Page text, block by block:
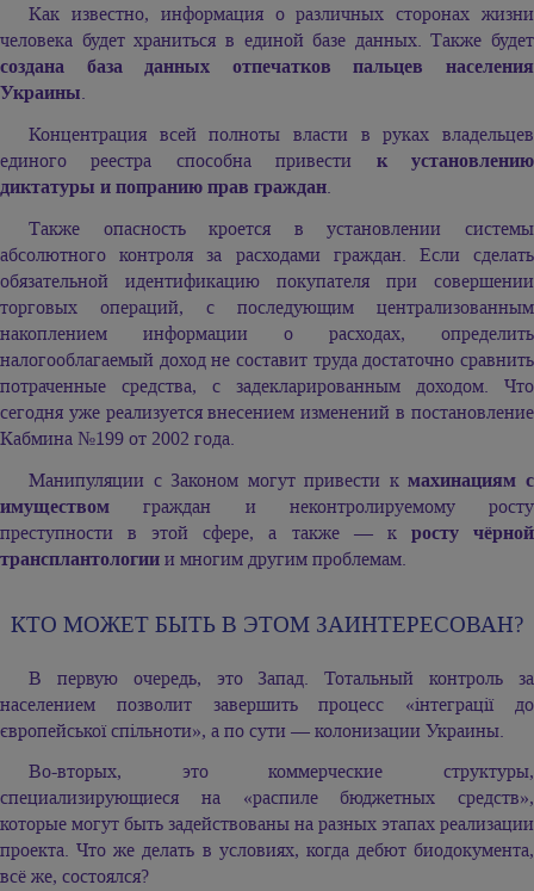
Как известно, информация о различных сторонах жизни
человека будет храниться в единой базе данных. Также будет
создана база данных отпечатков пальцев населения
Украины.
Концентрация всей полноты власти в руках владельцев
единого реестра способна привести к установлению
диктатуры и попранию прав граждан.
Также опасность кроется в установлении системы
абсолютного контроля за расходами граждан. Если сделать
обязательной идентификацию покупателя при совершении
торговых операций, с последующим централизованным
накоплением информации о расходах, определить
налогооблагаемый доход не составит труда достаточно сравнить
потраченные средства, с задекларированным доходом. Что
сегодня уже реализуется внесением изменений в постановление
Кабмина №199 от 2002 года.
Манипуляции с Законом могут привести кмахинациям с
имуществом граждан и неконтролируемому росту
преступности в этой сфере, а также — к росту чёрной
трансплантологиии многим другим проблемам.
КТО МОЖЕТ БЫТЬ В ЭТОМ ЗАИНТЕРЕСОВАН?
В первую очередь, это Запад. Тотальный контроль за
населением позволит завершить процесс «інтеграції до
європейської спільноти», а по сути — колонизации Украины.
Во-вторых, это коммерческие структуры,
специализирующиеся на «распиле бюджетных средств»,
которые могут быть задействованы на разных этапах реализации
проекта. Что же делать в условиях, когда дебют биодокумента,
всё же, состоялся?